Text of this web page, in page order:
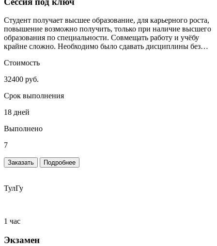
Студент получает высшее образование, для карьерного роста,
повышение возможно получить, только при наличие высшего
образования по специальности. Совмещать работу и учёбу
крайне сложно. Необходимо было сдавать дисциплины без
Стоимость
32400 руб.
Срок выполнения
18 дней
Выполнено
7
Заказать Подробнее
ТулГу
1 час
Экзамен